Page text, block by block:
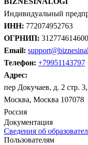
Индивидуальный
ИНН: 772074952763
ОГРНИП:
Email:
Телефон: +79951143797
Адрес:
пер Докучаев, д. 2 стр.
Москва, Москва 107078
Россия
Документация
Сведения об
Пользователям